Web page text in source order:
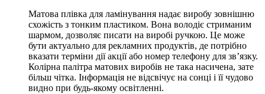
Матова плівка для ламінування надає виробу зовнішню
схожість з тонким пластиком. Вона володіє стриманим
шармом, дозволяє писати на виробі ручкою. Це може
бути актуально для рекламних продуктів, де потрібно
вказати терміни дії акції або номер телефону для зв’язку.
Колірна палітра матових виробів не така насичена, зате
більш чітка. Інформація не відсвічує на сонці і її чудово
видно при будь-якому освітленні.